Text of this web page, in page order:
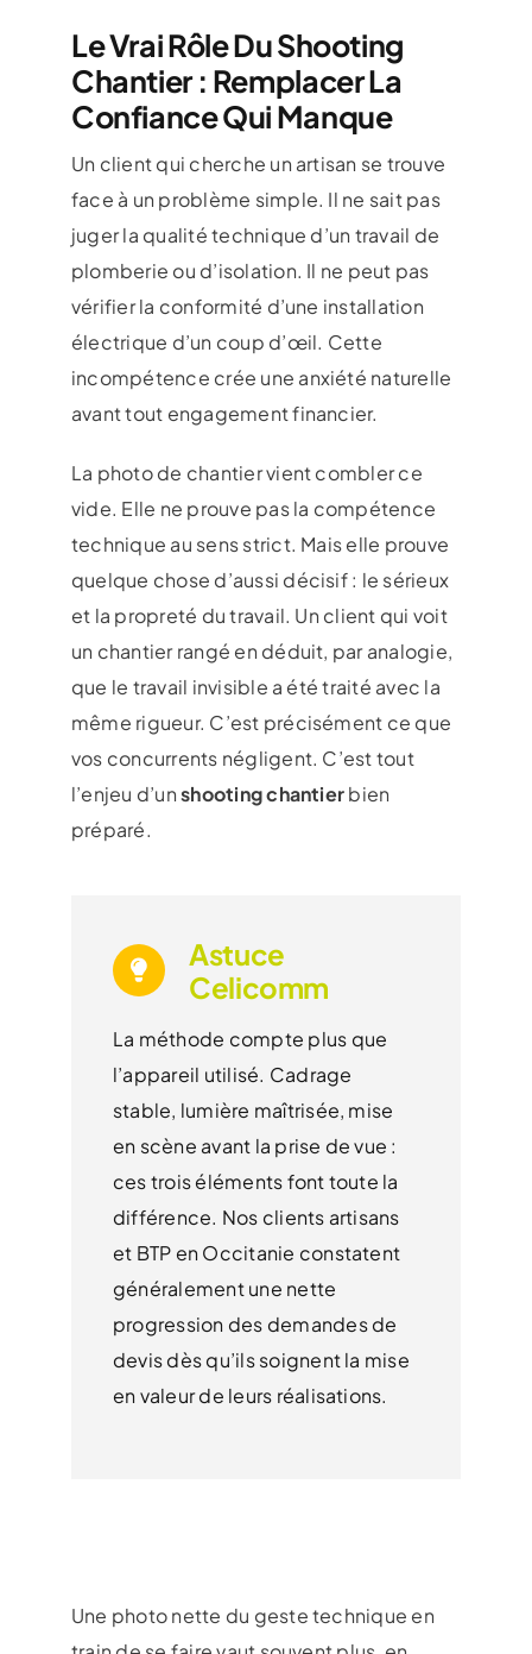
Le Vrai Rôle Du Shooting
Chantier : Remplacer La
Confiance Qui Manque
Un client qui cherche un artisan se trouve
face à un problème simple. Il ne sait pas
juger la qualité technique d’un travail de
plomberie ou d’isolation. Il ne peut pas
vérifier la conformité d’une installation
électrique d’un coup d’œil. Cette
incompétence crée une anxiété naturelle
avant tout engagement financier.
La photo de chantier vient combler ce
vide. Elle ne prouve pas la compétence
technique au sens strict. Mais elle prouve
quelque chose d’aussi décisif : le sérieux
et la propreté du travail. Un client qui voit
un chantier rangé en déduit, par analogie,
que le travail invisible a été traité avec la
même rigueur. C’est précisément ce que
vos concurrents négligent. C’est tout
l’enjeu d’unshooting chantierbien
préparé.
Astuce
Celicomm
La méthode compte plus que
l’appareil utilisé. Cadrage
stable, lumière maîtrisée, mise
en scène avant la prise de vue :
ces trois éléments font toute la
différence. Nos clients artisans
et BTP en Occitanie constatent
généralement une nette
progression des demandes de
devis dès qu’ils soignent la mise
en valeur de leurs réalisations.
Une photo nette du geste technique en